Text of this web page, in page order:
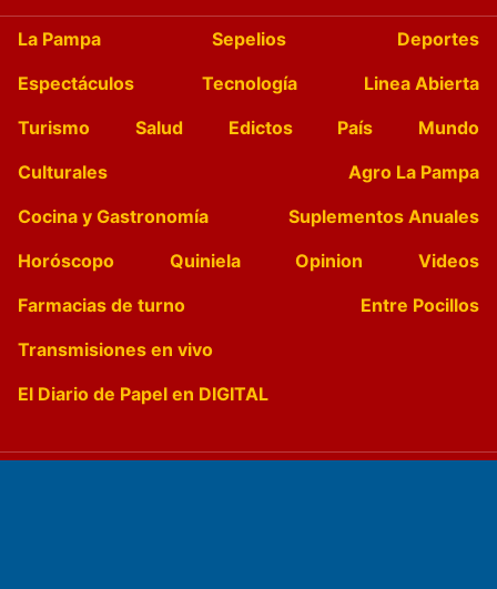
La Pampa Sepelios
Deportes
Espectáculos
Tecnología
Linea Abierta
Turismo
Salud Edictos País
Mundo
Culturales
Agro La Pampa
Cocina y Gastronomía
Suplementos Anuales
Horóscopo
Quiniela Opinion
Videos
Farmacias de turno
Entre Pocillos
Transmisiones en vivo
El Diario de Papel en DIGITAL